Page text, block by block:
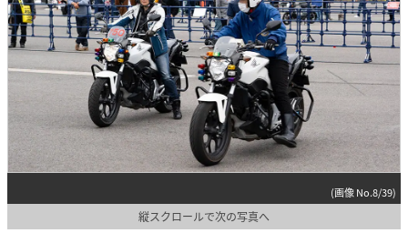
(画像 No.8/39)
縦スクロールで次の写真へ